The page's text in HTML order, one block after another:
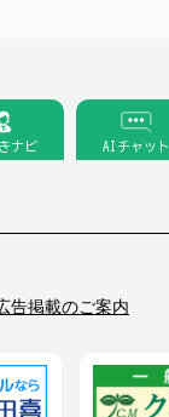
告掲載のご案内
ナビ AIチャット